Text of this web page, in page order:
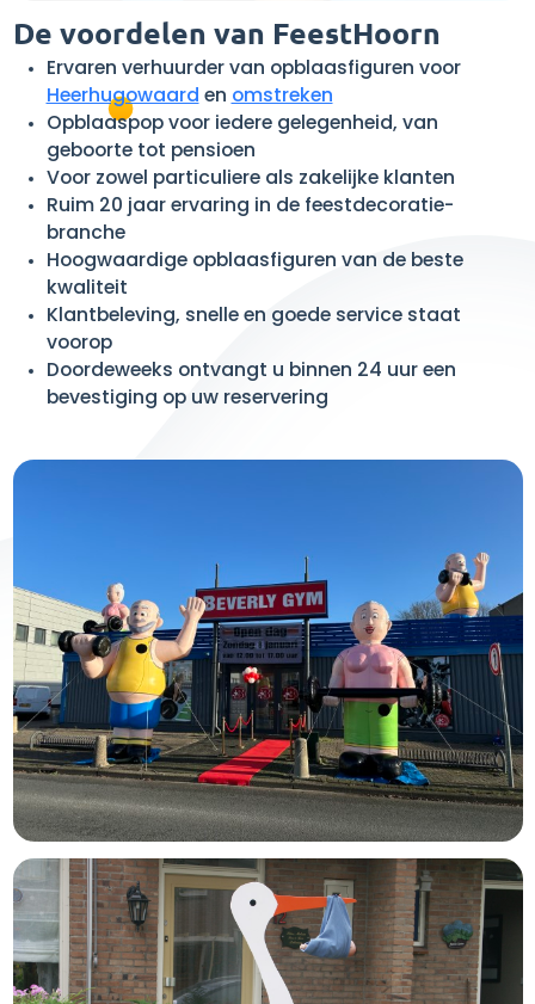
De voordelen van FeestHoorn
Ervaren verhuurder van opblaasfiguren voor
Heerhugowaard en omstreken
Opblaaspop voor iedere gelegenheid, van
geboorte tot pensioen
Voor zowel particuliere als zakelijke klanten
Ruim 20 jaar ervaring in de feestdecoratie-
branche
Hoogwaardige opblaasfiguren van de beste
kwaliteit
Klantbeleving, snelle en goede service staat
voorop
Doordeweeks ontvangt u binnen 24 uur een
bevestiging op uw reservering